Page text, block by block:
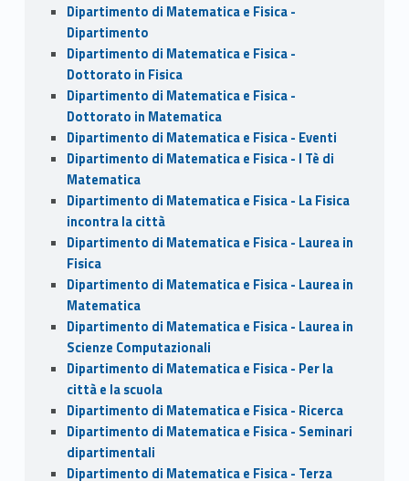
Dipartimento di Matematica e Fisica -
Dipartimento
Dipartimento di Matematica e Fisica -
Dottorato in Fisica
Dipartimento di Matematica e Fisica -
Dottorato in Matematica
Dipartimento di Matematica e Fisica - Eventi
Dipartimento di Matematica e Fisica - I Tè di
Matematica
Dipartimento di Matematica e Fisica - La Fisica
incontra la città
Dipartimento di Matematica e Fisica - Laurea in
Fisica
Dipartimento di Matematica e Fisica - Laurea in
Matematica
Dipartimento di Matematica e Fisica - Laurea in
Scienze Computazionali
Dipartimento di Matematica e Fisica - Per la
città e la scuola
Dipartimento di Matematica e Fisica - Ricerca
Dipartimento di Matematica e Fisica - Seminari
dipartimentali
Dipartimento di Matematica e Fisica - Terza